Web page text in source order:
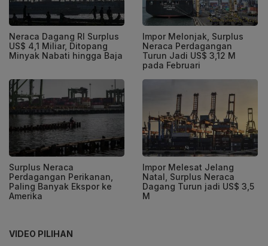
Neraca Dagang RI Surplus
US$ 4,1 Miliar, Ditopang
Minyak Nabati hingga Baja
Impor Melonjak, Surplus
Neraca Perdagangan
Turun Jadi US$ 3,12 M
pada Februari
Surplus Neraca
Perdagangan Perikanan,
Paling Banyak Ekspor ke
Amerika
Impor Melesat Jelang
Natal, Surplus Neraca
Dagang Turun jadi US$ 3,5
M
VIDEO PILIHAN